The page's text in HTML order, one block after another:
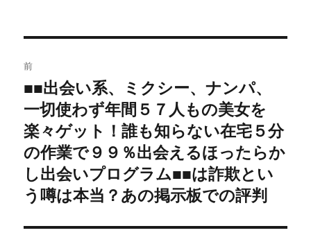
稿
ナ
ビ
ゲ
ー
シ
前
過
去
の
投
稿:
■■出会い系、ミクシー、ナンパ、
一切使わず年間５７人もの美女を
楽々ゲット！誰も知らない在宅５分
の作業で９９％出会えるほったらか
し出会いプログラム■■は詐欺とい
う噂は本当？あの掲示板での評判